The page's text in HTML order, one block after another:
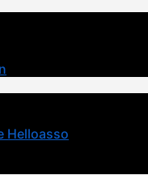
Helloasso